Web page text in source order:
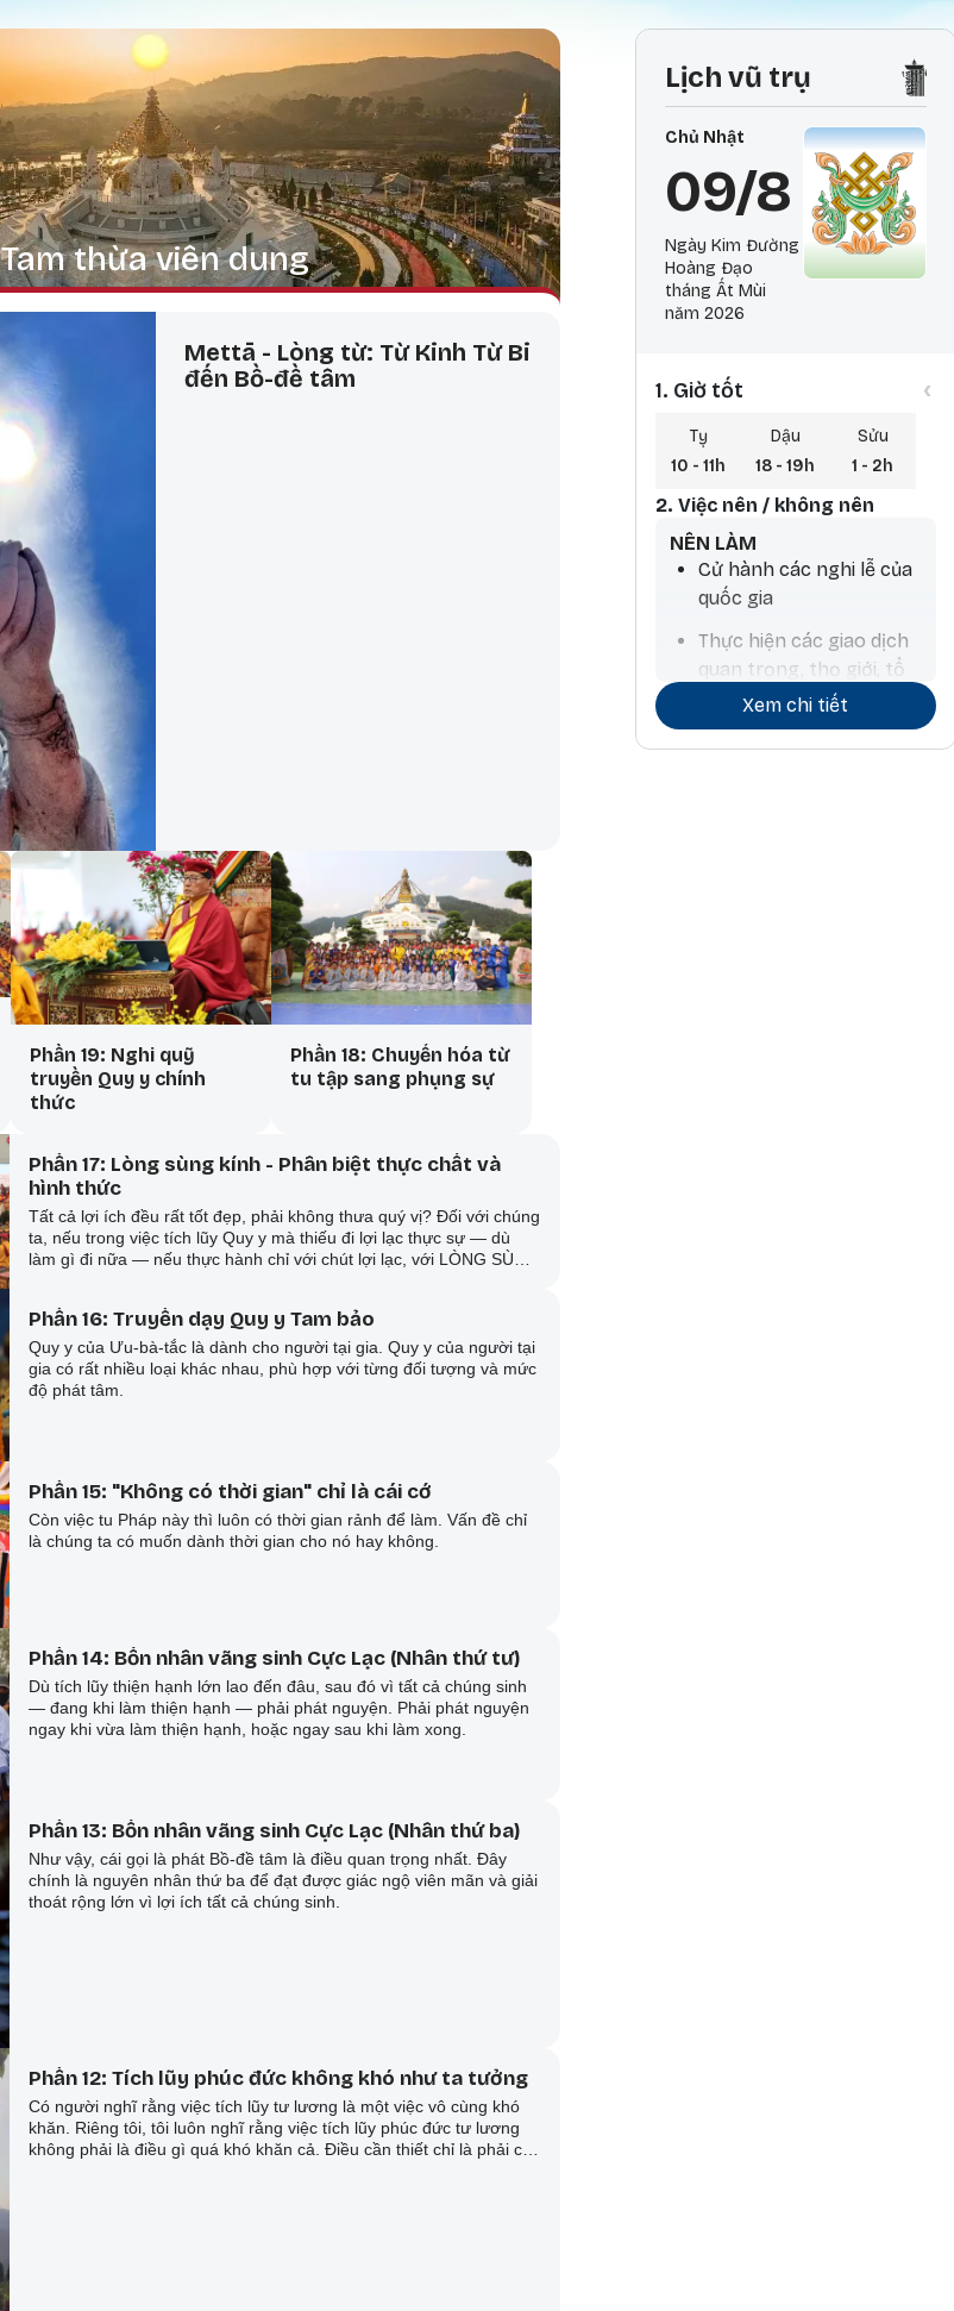
Tam thừa viên dung
Mettā - Lòng từ: Từ Kinh Từ Bi
đến Bồ-đề tâm
Phần 19: Nghi quỹ
truyền Quy y chính
thức
Phần 18: Chuyển hóa từ
tu tập sang phụng sự
Phần 17: Lòng sùng kính - Phân biệt thực chất và
hình thức
Tất cả lợi ích đều rất tốt đẹp, phải không thưa quý vị? Đối với chúng
ta, nếu trong việc tích lũy Quy y mà thiếu đi lợi lạc thực sự — dù
làm gì đi nữa — nếu thực hành chỉ với chút lợi lạc, với LÒNG SÙNG
Phần 16: Truyền dạy Quy y Tam bảo
Quy y của Ưu-bà-tắc là dành cho người tại gia. Quy y của người tại
gia có rất nhiều loại khác nhau, phù hợp với từng đối tượng và mức
độ phát tâm.
Phần 15: "Không có thời gian" chỉ là cái cớ
Còn việc tu Pháp này thì luôn có thời gian rảnh để làm. Vấn đề chỉ
là chúng ta có muốn dành thời gian cho nó hay không.
Phần 14: Bốn nhân vãng sinh Cực Lạc (Nhân thứ tư)
Dù tích lũy thiện hạnh lớn lao đến đâu, sau đó vì tất cả chúng sinh
— đang khi làm thiện hạnh — phải phát nguyện. Phải phát nguyện
ngay khi vừa làm thiện hạnh, hoặc ngay sau khi làm xong.
Phần 13: Bốn nhân vãng sinh Cực Lạc (Nhân thứ ba)
Như vậy, cái gọi là phát Bồ-đề tâm là điều quan trọng nhất. Đây
chính là nguyên nhân thứ ba để đạt được giác ngộ viên mãn và giải
thoát rộng lớn vì lợi ích tất cả chúng sinh.
Phần 12: Tích lũy phúc đức không khó như ta tưởng
Có người nghĩ rằng việc tích lũy tư lương là một việc vô cùng khó
khăn. Riêng tôi, tôi luôn nghĩ rằng việc tích lũy phúc đức tư lương
không phải là điều gì quá khó khăn cả. Điều cần thiết chỉ là phải có
Lịch vũ trụ
Chủ Nhật
09/8
Ngày Kim Đường
Hoàng Đạo
tháng Ất Mùi
năm 2026
1. Giờ tốt ‹
Tỵ
10 - 11h
Dậu
18 - 19h
Sửu
1 - 2h
2. Việc nên / không nên
NÊN LÀM
Cử hành các nghi lễ của
quốc gia
Thực hiện các giao dịch
quan trọng, thọ giới, tổ
chức các lễ hội, hoạt
động nghệ thuật, đồ
trang sức, sinh con trai
Xem chi tiết